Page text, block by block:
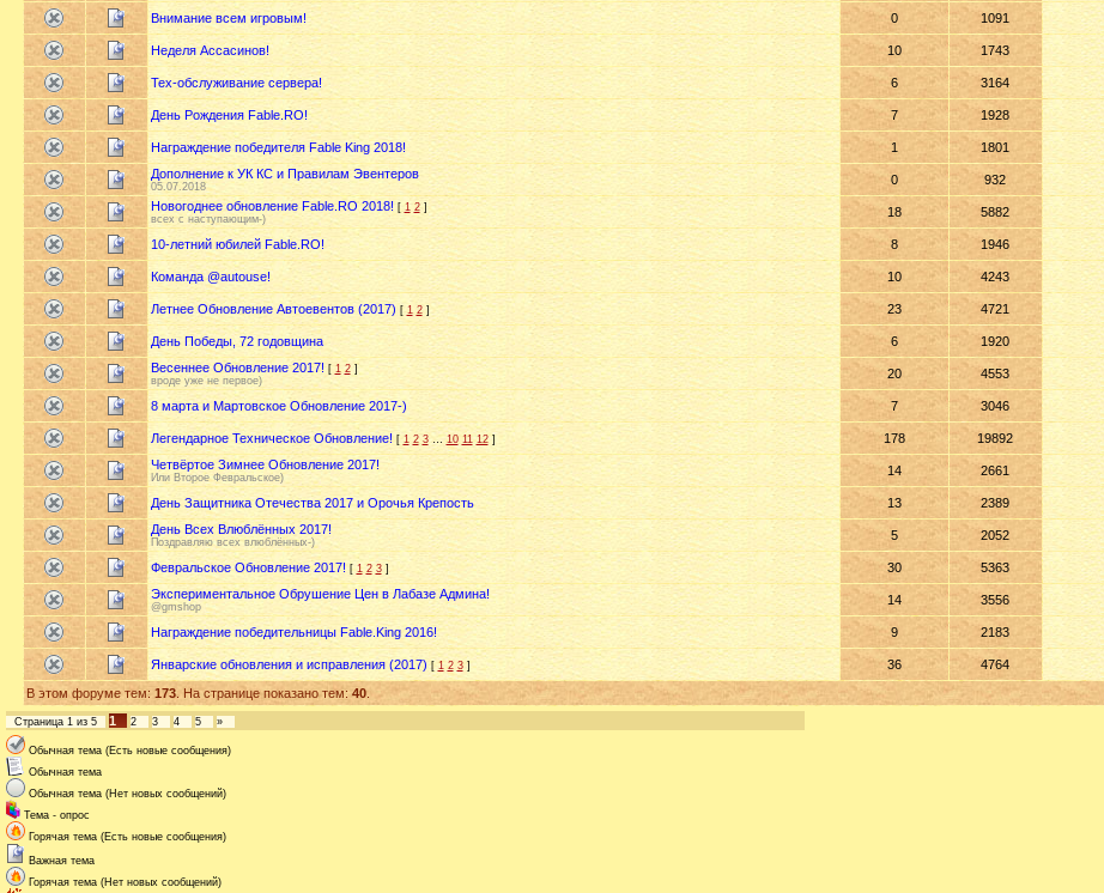
Внимание всем игровым! 0 1091
Неделя Ассасинов! 10 1743
Тех-обслуживание сервера! 6 3164
День Рождения Fable.RO! 7 1928
Награждение победителя Fable King 2018! 1 1801
Дополнение к УК КС и Правилам Эвентеров
05.07.2018 0 932
Новогоднее обновление Fable.RO 2018! [ 1 2]
всех с наступающим-)
18 5882
10-летний юбилей Fable.RO! 8 1946
Команда @autouse! 10 4243
Летнее Обновление Автоевентов (2017) [ 1 2] 23 4721
День Победы, 72 годовщина 6 1920
Весеннее Обновление 2017! [ 1 2]
вроде уже не первое)
20 4553
8 марта и Мартовское Обновление 2017-) 7 3046
Легендарное Техническое Обновление! [ 1 2 3… 10 11 12] 178 19892
Четвёртое Зимнее Обновление 2017!
Или Второе Февральское) 14 2661
День Защитника Отечества 2017 и Орочья Крепость 13 2389
День Всех Влюблённых 2017!
Поздравляю всех влюблённых-) 5 2052
Февральское Обновление 2017! [ 1 2 3] 30 5363
Экспериментальное Обрушение Цен в Лабазе Админа!
@gmshop 14 3556
Награждение победительницы Fable.King 2016! 9 2183
Январские обновления и исправления (2017) [ 1 2 3] 36 4764
В этом форуме тем: 173. На странице показано тем: 40.
Страница 1 из 5 1 2 3 4 5 »
Обычная тема (Есть новые сообщения)
Обычная тема
Обычная тема (Нет новых сообщений)
Тема - опрос
Горячая тема (Есть новые сообщения)
Важная тема
Горячая тема (Нет новых сообщений)